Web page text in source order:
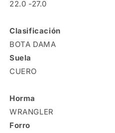
22.0 -27.0
Clasificación
BOTA DAMA
Suela
CUERO
Horma
WRANGLER
Forro